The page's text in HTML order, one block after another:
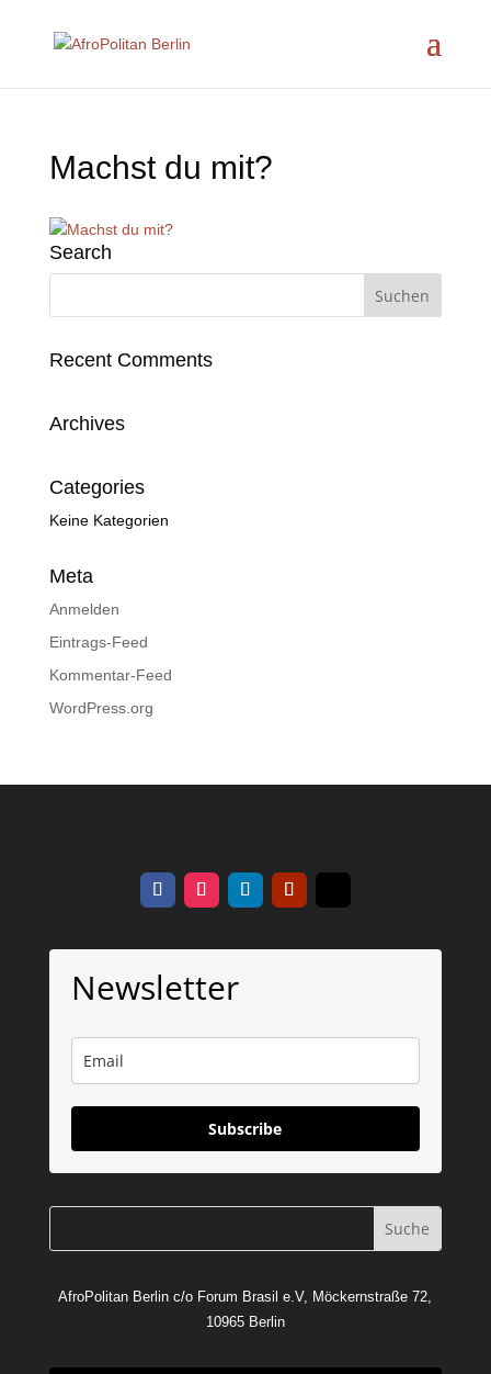
Machst du mit?
Search
Recent Comments
Archives
Categories
Keine Kategorien
Meta
Anmelden
Eintrags-Feed
Kommentar-Feed
WordPress.org
Newsletter
Subscribe
AfroPolitan Berlin c/o Forum Brasil e.V, Möckernstraße 72,
10965 Berlin